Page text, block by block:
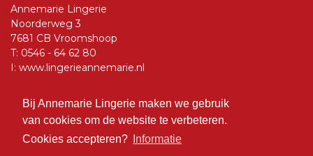
Bij Annemarie Lingerie maken we gebruik
van cookies om de website te verbeteren.
Cookies accepteren?
Informatie
Annemarie Lingerie
Noorderweg 3
7681 CB Vroomshoop
T: 0546 - 64 62 80
I: www.lingerieannemarie.nl
Social Media
Volg ons op Facebook